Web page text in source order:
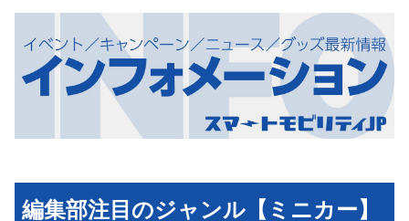
編集部注目のジャンル【ミニカー】